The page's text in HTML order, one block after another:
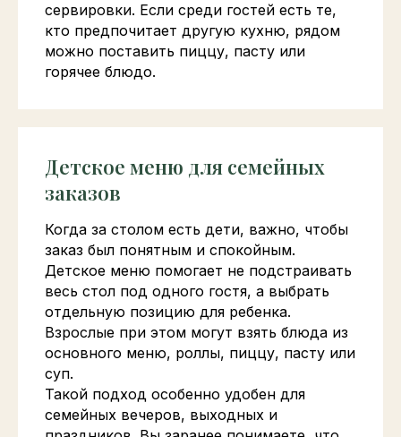
сервировки. Если среди гостей есть те,
кто предпочитает другую кухню, рядом
можно поставить пиццу, пасту или
горячее блюдо.
Детское меню для семейных
заказов
Когда за столом есть дети, важно, чтобы
заказ был понятным и спокойным.
Детское меню помогает не подстраивать
весь стол под одного гостя, а выбрать
отдельную позицию для ребенка.
Взрослые при этом могут взять блюда из
основного меню, роллы, пиццу, пасту или
суп.
Такой подход особенно удобен для
семейных вечеров, выходных и